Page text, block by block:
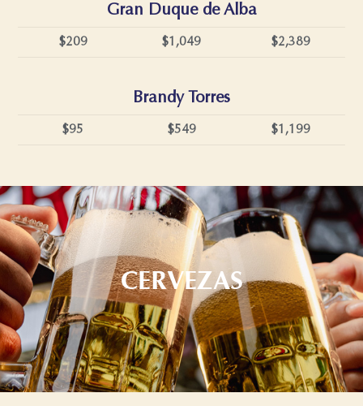
Gran Duque de Alba
$209 $1,049 $2,389
Brandy Torres
$95 $549 $1,199
CERVEZAS